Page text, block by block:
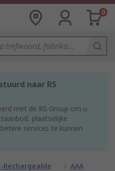
0
naar RS
met de RS Group om u
plaatselijke
services te kunnen
Rechargeable
/ AAA